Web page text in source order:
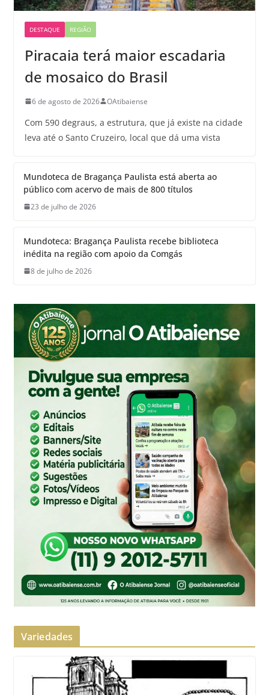
DESTAQUE REGIÃO
Piracaia terá maior escadaria
de mosaico do Brasil
6 de agosto de 2026 OAtibaiense
Com 590 degraus, a estrutura, que já existe na cidade
leva até o Santo Cruzeiro, local que dá uma vista
Mundoteca de Bragança Paulista está aberta ao
público com acervo de mais de 800 títulos
23 de julho de 2026
Mundoteca: Bragança Paulista recebe biblioteca
inédita na região com apoio da Comgás
8 de julho de 2026
Variedades